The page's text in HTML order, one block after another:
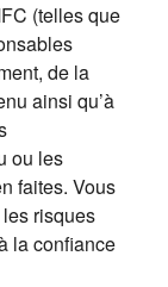
(telles que
de la
ainsi qu’à
ou les
faites. Vous
risques
la confiance